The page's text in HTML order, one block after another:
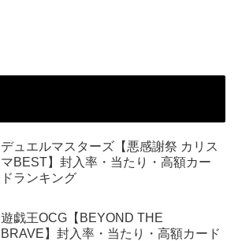
デュエルマスターズ【悪感謝祭 カリス
マBEST】封入率・当たり・高額カー
ドランキング
遊戯王OCG【BEYOND THE
BRAVE】封入率・当たり・高額カード